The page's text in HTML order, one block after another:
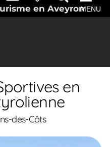
en AveyronMENU
en
des-Côts